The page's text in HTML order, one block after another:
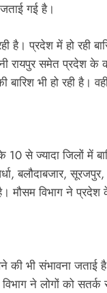
गई है।
है। प्रदेश में हो रही
रायपुर समेत प्रदेश
भी हो रही है।
से ज्यादा जिलों में
बलौदाबजार,
मौसम विभाग ने
की भी संभावना जताई
ने लोगों को